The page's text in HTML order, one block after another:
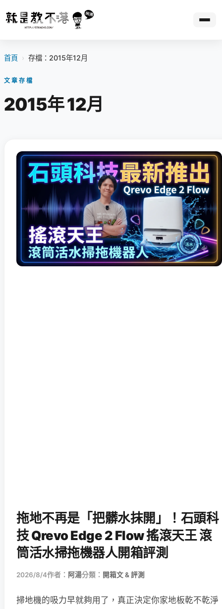
首頁 › 存檔：2015年12月
文章存檔
2015年 12月
拖地不再是「把髒水抹開」！石頭科
技 Qrevo Edge 2 Flow 搖滾天王 滾
筒活水掃拖機器人開箱評測
2026/8/4作者： 阿湯分類： 開箱文 & 評測
掃地機的吸力早就夠用了，真正決定你家地板乾不乾淨